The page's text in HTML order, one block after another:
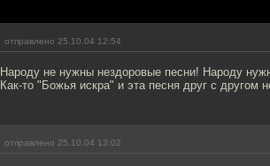
отправлено 25.10.04 12:54
Народу не нужны нездоровые песни! Народу
Как-то "Божья искра" и эта песня друг с другом
отправлено 25.10.04 13:02